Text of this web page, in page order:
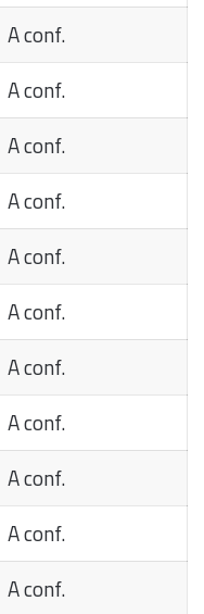
A conf.
A conf.
A conf.
A conf.
A conf.
A conf.
A conf.
A conf.
A conf.
A conf.
A conf.